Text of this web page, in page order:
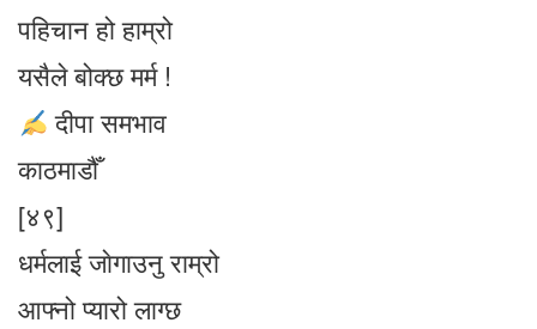
पहिचान हो हाम्रो
यसैले बोक्छ मर्म !
दीपा समभाव
काठमाडौँ
[४९]
धर्मलाई जाेगाउनु राम्रो
आफ्नो प्यारो लाग्छ